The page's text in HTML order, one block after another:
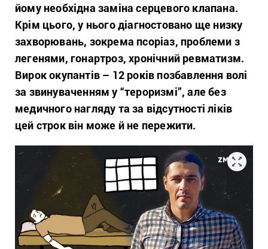
йому необхідна заміна серцевого клапана.
Крім цього, у нього діагностовано ще низку
захворювань, зокрема псоріаз, проблеми з
легенями, гонартроз, хронічний ревматизм.
Вирок окупантів – 12 років позбавлення волі
за звинуваченням у “тероризмі”, але без
медичного нагляду та за відсутності ліків
цей строк він може й не пережити.